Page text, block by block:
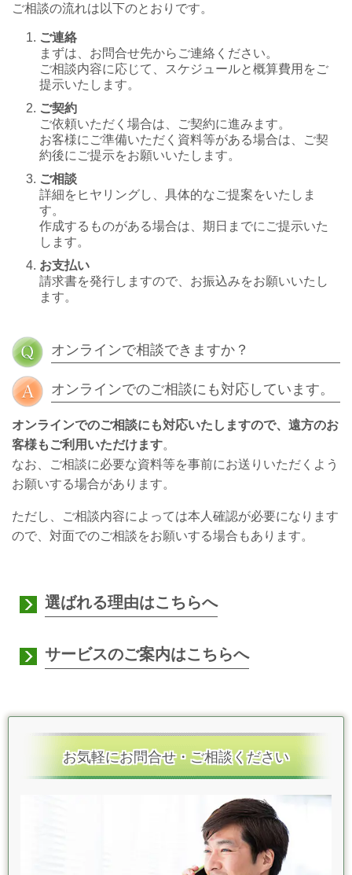
ご相談の流れは以下のとおりです。
ご連絡
まずは、お問合せ先からご連絡ください。
ご相談内容に応じて、スケジュールと概算費用をご
提示いたします。​
ご契約
ご依頼いただく場合は、ご契約に進みます。
お客様にご準備いただく資料等がある場合は、ご契
約後にご提示をお願いいたします。
ご相談
詳細をヒヤリングし、具体的なご提案をいたしま
す。
作成するものがある場合は、期日までにご提示いた
します。
お支払い
請求書を発行しますので、お振込みをお願いいたし
ます。
オンラインで相談できますか？
オンラインでのご相談にも対応しています。
オンラインでのご相談にも対応いたしますので、遠方のお
客様もご利用 いただけます。
なお、ご相談に必要な資料等を事前にお送りいただくよう
お願いする場合があります。
ただし、ご相談内容によっては本人確認が必要になります
ので、対面でのご相談をお願いする場合もあります。
選ばれる理由はこちらへ
サービスのご案内はこちらへ
お気軽にお問合せ・ご相談ください